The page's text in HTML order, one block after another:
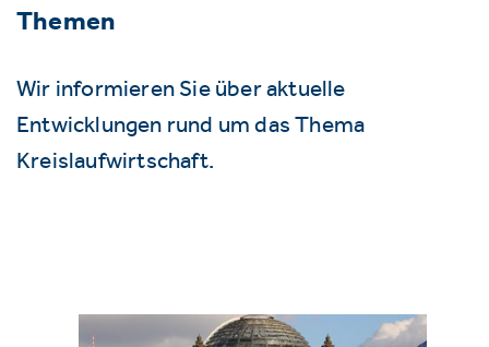
Themen
Wir informieren Sie über aktuelle
Entwicklungen rund um das Thema
Kreislaufwirtschaft.